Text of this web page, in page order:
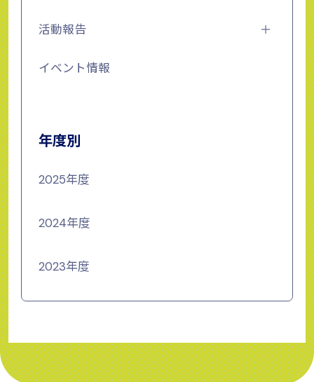
活動報告
イベント情報
年度別
2025年度
2024年度
2023年度